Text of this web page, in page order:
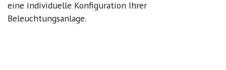
eine individuelle Konfiguration Ihrer
Beleuchtungsanlage.